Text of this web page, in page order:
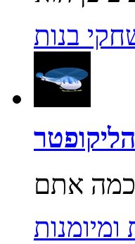
בנות
הליקופטר
ומיומנות